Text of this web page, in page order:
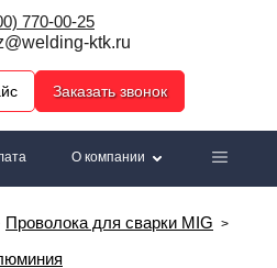
770-00-25
ktk.ru
Заказать звонок
О компании
Проволока для сварки MIG